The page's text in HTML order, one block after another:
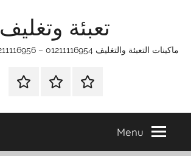
تعبئة وتغليف
ماكينات التعبئة والتغليف 01211116954 – 01211116956 – 01211116958
الرئيسيةماكينات
وتغليف
اتـصـل
في
التي
Menu